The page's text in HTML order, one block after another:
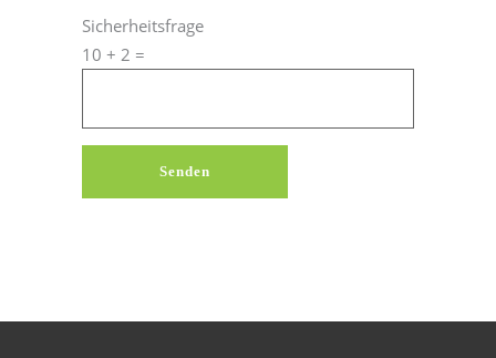
Sicherheitsfrage
10 + 2 =